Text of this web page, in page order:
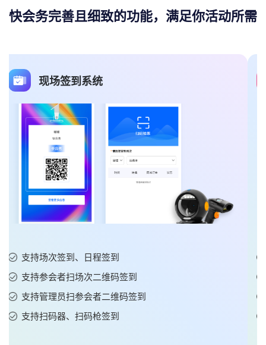
快会务完善且细致的功能，满足你活动所需
日程管理
支持批量添加日程详情信息
支持开启是否单独报名、是否报名审核
支持报名人数限制
支持是否为全员日程